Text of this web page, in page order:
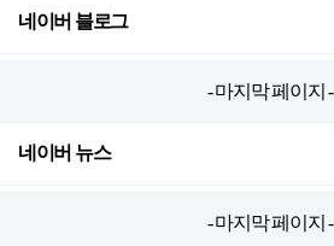
네이버 블로그
- 마지막 페이지 -
네이버 뉴스
- 마지막 페이지 -